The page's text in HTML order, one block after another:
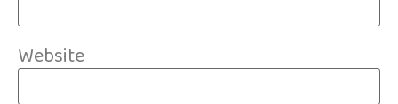
Website